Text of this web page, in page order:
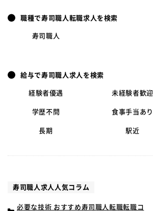
職種で寿司職人転職求人を検索
寿司職人
給与で寿司職人求人を検索
経験者優遇 未経験者歓迎
学歴不問 食事手当あり
長期 駅近
寿司職人求人人気コラム
必要な技術 おすすめ寿司職人転職転職コ